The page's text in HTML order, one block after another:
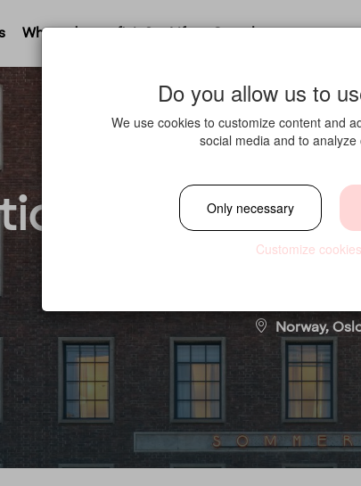
Where do you fit in? Life at Strawberry
Meeting
Norway,
Do you allow us to
We use cookies to customize content and
social media and to analyze
Only necessary
Customize cookies